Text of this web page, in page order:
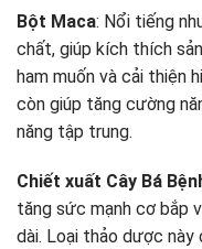
Bột Maca: Nổi tiếng
chất, giúp kích thích
ham muốn và cải thiện
còn giúp tăng cường
năng tập trung.
Chiết xuất Cây Bá
tăng sức mạnh cơ bắp
dài. Loại thảo dược